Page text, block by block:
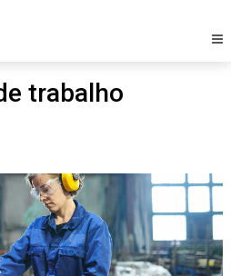
trabalho